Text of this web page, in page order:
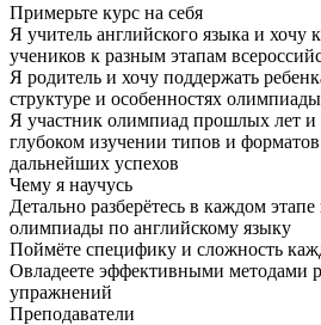
Примерьте курс на себя
Я учитель английского языка и хочу
учеников к разным этапам
Я родитель и хочу поддержать
структуре и особенностях
Я участник олимпиад прошлых лет и
глубоком изучении типов и
дальнейших успехов
Чему я научусь
Детально разберётесь в каждом этапе
олимпиады по английскому языку
Поймёте специфику и сложность
Овладеете эффективными методами
упражнений
Преподаватели